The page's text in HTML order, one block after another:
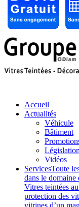
Accueil
Actualités
Véhicule
Bâtiment
Législation
Vidéos
ServicesToute
dans le domaine
Vitres teintées
protection des
vitrines d’un